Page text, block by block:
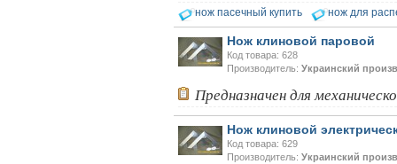
нож пасечный купить нож для
Нож клиновой паровой
Код товара: 628
Производитель: Украинский
Предназначен для
Нож клиновой
Код товара: 629
Производитель: Украинский